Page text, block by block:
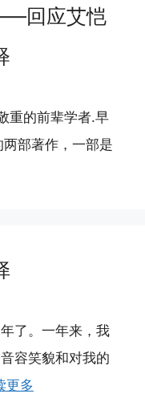
回应艾恺
重的前辈学者.早
部著作，一部是
了。一年来，我
容笑貌和对我的
更多